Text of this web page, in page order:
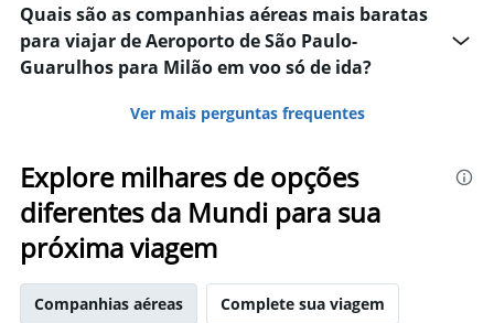
Quais são as companhias aéreas mais baratas
para viajar de Aeroporto de São Paulo-
Guarulhos para Milão em voo só de ida?
Ver mais perguntas frequentes
Explore milhares de opções
diferentes da Mundi para sua
próxima viagem
Companhias aéreas Complete sua viagem